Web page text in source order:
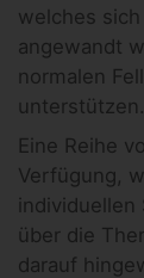
welches
angewandt
normalen
unterstützen.
Eine Reihe
Verfügung,
individuellen
über die
darauf